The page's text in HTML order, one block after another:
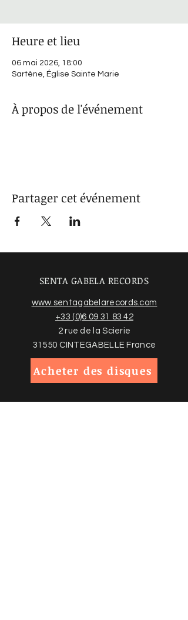
Heure et lieu
06 mai 2026, 18:00
Sartène, Église Sainte Marie
À propos de l'événement
Partager cet événement
SENTA GABELA RECORDS
www.sentagabelarecords.com
+33 (0)6 09 31 83 42
2 rue de la Scierie
31550 CINTEGABELLE France
Acheter des disques